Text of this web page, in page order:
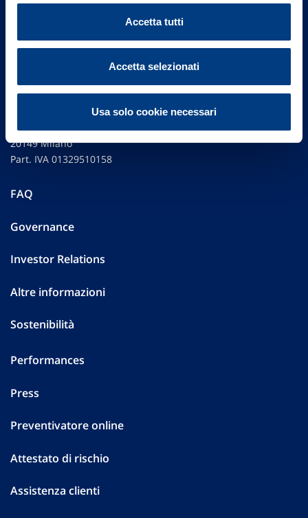
Accetta tutti
Accetta selezionati
Usa solo cookie necessari
Vittoria Assicurazioni S.p.A.
Via Ignazio Gardella, 2
20149 Milano
Part. IVA 01329510158
FAQ
Governance
Investor Relations
Altre informazioni
Sostenibilità
Performances
Press
Preventivatore online
Attestato di rischio
Assistenza clienti